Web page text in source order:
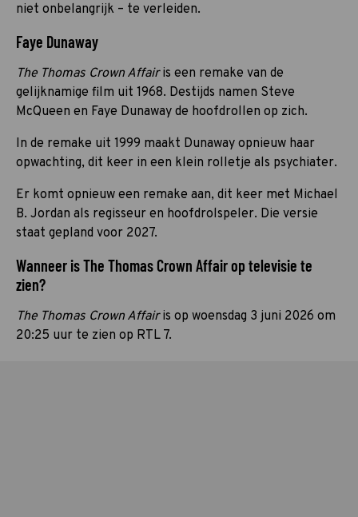
niet onbelangrijk – te verleiden.
Faye Dunaway
The Thomas Crown Affairis een remake van de
gelijknamige film uit 1968. Destijds namen Steve
McQueen en Faye Dunaway de hoofdrollen op zich.
In de remake uit 1999 maakt Dunaway opnieuw haar
opwachting, dit keer in een klein rolletje als psychiater.
Er komt opnieuw een remake aan, dit keer met Michael
B. Jordan als regisseur en hoofdrolspeler. Die versie
staat gepland voor 2027.
Wanneer is The Thomas Crown Affair op televisie te
zien?
The Thomas Crown Affairis op woensdag 3 juni 2026 om
20:25 uur te zien op RTL 7.